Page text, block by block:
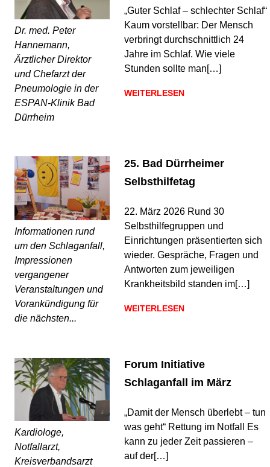
Dr. med. Peter
Hannemann,
Ärztlicher Direktor
und Chefarzt der
Pneumologie in der
ESPAN-Klinik Bad
Dürrheim
„Guter Schlaf – schlechter Schlaf“
Kaum vorstellbar: Der Mensch
verbringt durchschnittlich 24
Jahre im Schlaf. Wie viele
Stunden sollte man[…]
WEITERLESEN
Informationen rund
um den Schlaganfall,
Impressionen
vergangener
Veranstaltungen und
Vorankündigung für
die nächsten...
25. Bad Dürrheimer
Selbsthilfetag
22. März 2026 Rund 30
Selbsthilfegruppen und
Einrichtungen präsentierten sich
wieder. Gespräche, Fragen und
Antworten zum jeweiligen
Krankheitsbild standen im[…]
WEITERLESEN
Kardiologe,
Notfallarzt,
Kreisverbandsarzt
Forum Initiative
Schlaganfall im März
„Damit der Mensch überlebt – tun
was geht“ Rettung im Notfall Es
kann zu jeder Zeit passieren –
auf der[…]